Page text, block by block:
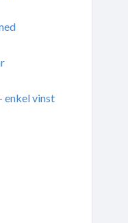
enkel vinst